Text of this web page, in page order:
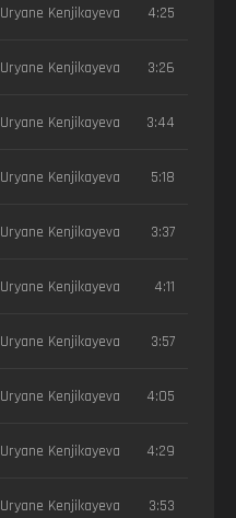
Uryane Kenjikayeva 4:25
Uryane Kenjikayeva 3:26
Uryane Kenjikayeva 3:44
Uryane Kenjikayeva 5:18
Uryane Kenjikayeva 3:37
Uryane Kenjikayeva 4:11
Uryane Kenjikayeva 3:57
Uryane Kenjikayeva 4:05
Uryane Kenjikayeva 4:29
Uryane Kenjikayeva 3:53